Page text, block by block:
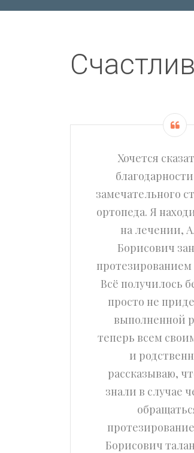
Хочется
замечательного
ортопеда. Я
на лечении,
Борисович
протезированием
Всё получилось
просто не
выполненной
теперь всем
и
рассказываю,
знали в случае
Борисович